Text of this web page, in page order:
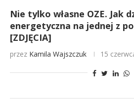
Nie tylko własne OZE. Jak
energetyczna na jednej z
[ZDJĘCIA]
przez Kamila Wajszczuk 15